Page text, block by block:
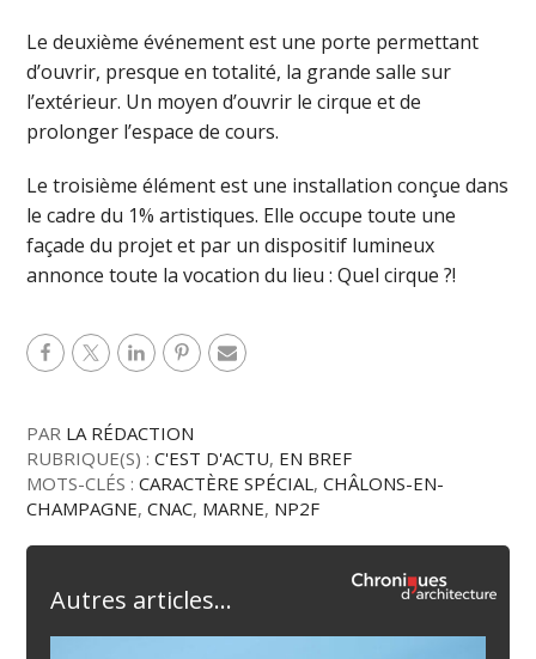
Le deuxième événement est une porte permettant
d’ouvrir, presque en totalité, la grande salle sur
l’extérieur. Un moyen d’ouvrir le cirque et de
prolonger l’espace de cours.
Le troisième élément est une installation conçue dans
le cadre du 1% artistiques. Elle occupe toute une
façade du projet et par un dispositif lumineux
annonce toute la vocation du lieu : Quel cirque ?!
PAR LA RÉDACTION
RUBRIQUE(S) :C'EST D'ACTU, EN BREF
MOTS-CLÉS :CARACTÈRE SPÉCIAL,CHÂLONS-EN-
CHAMPAGNE,CNAC, MARNE, NP2F
Autres articles...